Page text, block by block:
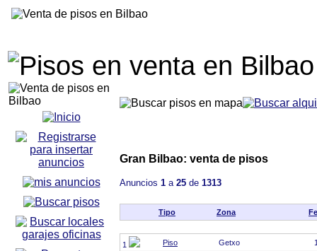
Gran Bilbao: venta de pisos
Anuncios 1 a 25 de 1313
Tipo Zona
1 Piso Getxo